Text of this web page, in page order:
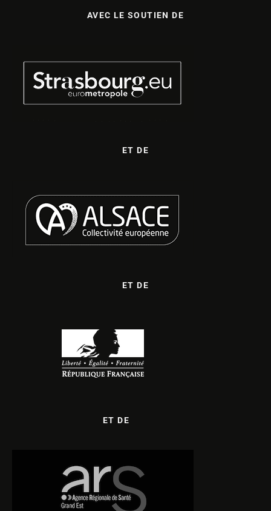
AVEC LE SOUTIEN DE
ET DE
ET DE
ET DE